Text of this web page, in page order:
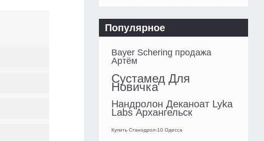
Популярное
Bayer Schering продажа
Артём
Сустамед Для
Новичка
Нандролон Деканоат Lyka
Labs Архангельск
Купить Станодрол-10 Одесса